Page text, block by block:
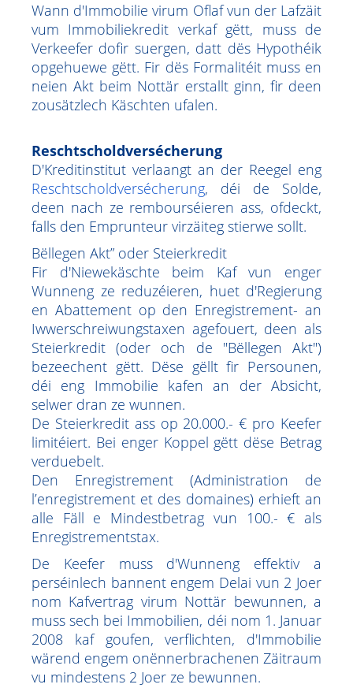
Wann d'Immobilie virum Oflaf vun der Lafzäit
vum Immobiliekredit verkaf gëtt, muss de
Verkeefer dofir suergen, datt dës Hypothéik
opgehuewe gëtt. Fir dës Formalitéit muss en
neien Akt beim Nottär erstallt ginn, fir deen
zousätzlech Käschten ufalen.
Reschtscholdversécherung
D'Kreditinstitut verlaangt an der Reegel eng
Reschtscholdversécherung, déi de Solde,
deen nach ze rembourséieren ass, ofdeckt,
falls den Emprunteur virzäiteg stierwe sollt.
Bëllegen Akt” oder Steierkredit
Fir d'Niewekäschte beim Kaf vun enger
Wunneng ze reduzéieren, huet d'Regierung
en Abattement op den Enregistrement- an
Iwwerschreiwungstaxen agefouert, deen als
Steierkredit (oder och de "Bëllegen Akt")
bezeechent gëtt. Dëse gëllt fir Persounen,
déi eng Immobilie kafen an der Absicht,
selwer dran ze wunnen.
De Steierkredit ass op 20.000.- € pro Keefer
limitéiert. Bei enger Koppel gëtt dëse Betrag
verduebelt.
Den Enregistrement (Administration de
l’enregistrement et des domaines) erhieft an
alle Fäll e Mindestbetrag vun 100.- € als
Enregistrementstax.
De Keefer muss d'Wunneng effektiv a
perséinlech bannent engem Delai vun 2 Joer
nom Kafvertrag virum Nottär bewunnen, a
muss sech bei Immobilien, déi nom 1. Januar
2008 kaf goufen, verflichten, d'Immobilie
wärend engem onënnerbrachenen Zäitraum
vu mindestens 2 Joer ze bewunnen.